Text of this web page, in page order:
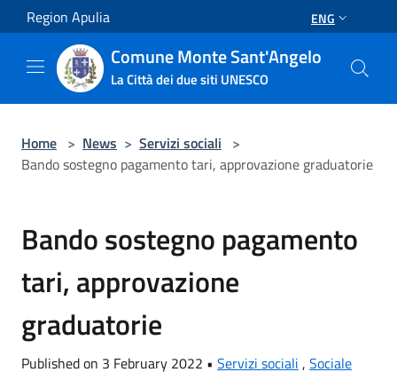
Salta al contenuto principale
Region Apulia ENG
Comune Monte Sant'Angelo
La Città dei due siti UNESCO
Home > News > Servizi sociali >
Bando sostegno pagamento tari, approvazione graduatorie
Bando sostegno pagamento
tari, approvazione
graduatorie
Published on 3 February 2022 • Servizi sociali , Sociale